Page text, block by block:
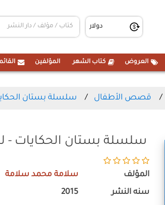
العروض كتاب الشهر المؤلفين
قصص الأطفال سلسلة بستان
سلسلة بستان الحكايات -
المؤلف سلامة محمد سلامة
سنه النشر 2015